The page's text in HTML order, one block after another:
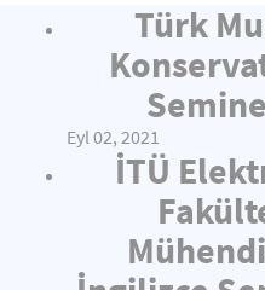
Türk
Eyl 02, 2021
İTÜ